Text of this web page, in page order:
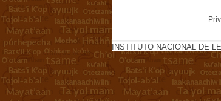
INSTITUTO NACIONAL DE